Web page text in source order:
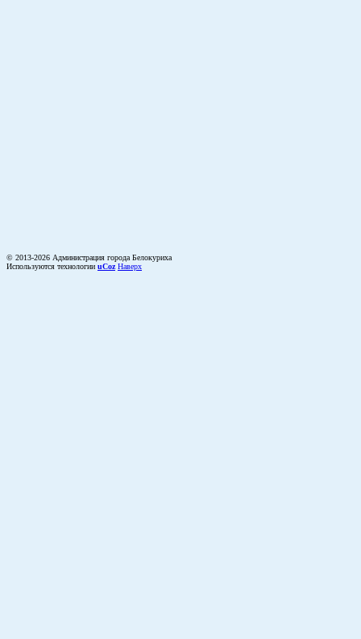
© 2013-2026 Администрация города Белокуриха
Используются технологии uCoz Наверх